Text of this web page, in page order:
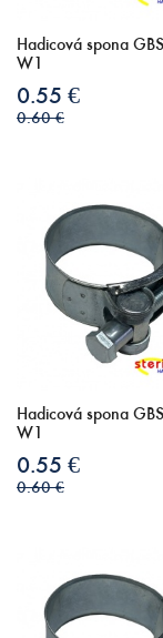
Hadicová spona
W1
0.55 €
0.60 €
Hadicová spona
W1
0.55 €
0.60 €